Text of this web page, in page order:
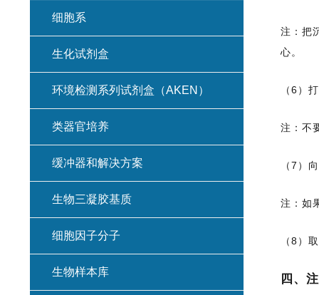
注：把
心。
（6）
注：不
（7）
注：如
（8）
四、
细胞系
生化试剂盒
环境检测系列试剂盒（AKEN）
类器官培养
缓冲器和解决方案
生物三凝胶基质
细胞因子分子
生物样本库